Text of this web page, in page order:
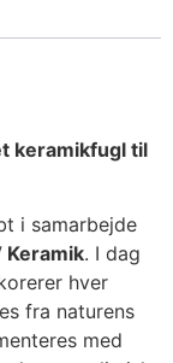
keramikfugl til
i samarbejde
Keramik. I dag
hver
fra naturens
med